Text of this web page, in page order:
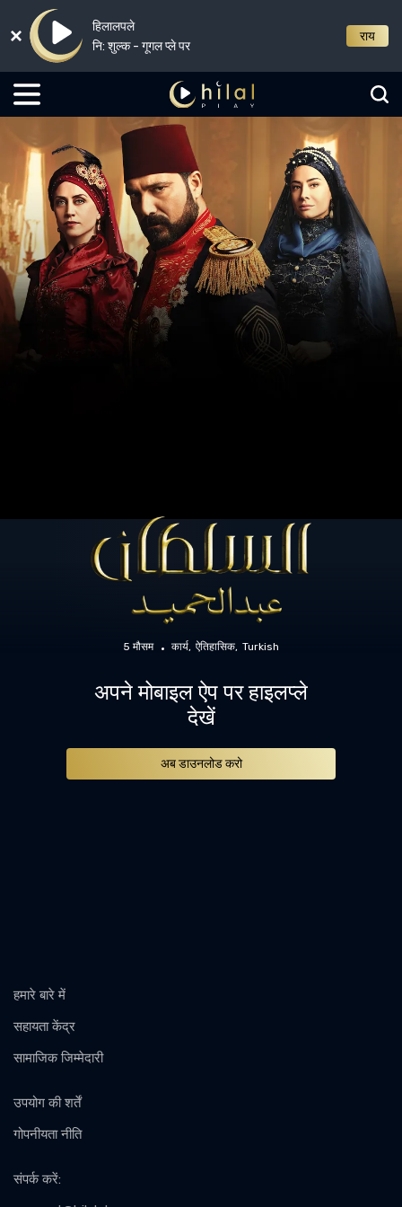
हिलालपले
नि: शुल्क - गूगल प्ले पर
राय
5 मौसम कार्य ऐतिहासिक Turkish
अपने मोबाइल ऐप पर हाइलप्ले
देखें
अब डाउनलोड करो
हमारे बारे में
सहायता केंद्र
सामाजिक जिम्मेदारी
उपयोग की शर्तें
गोपनीयता नीति
संपर्क करें: